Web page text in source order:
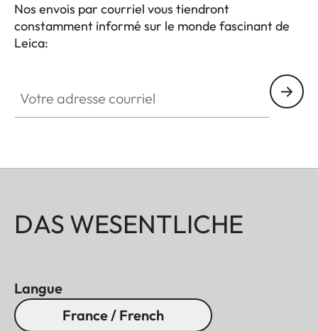
Nos envois par courriel vous tiendront
constamment informé sur le monde fascinant de
Leica:
DAS WESENTLICHE
Langue
France / French